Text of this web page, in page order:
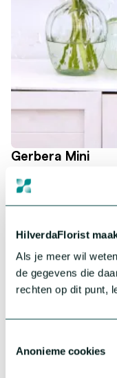
HilverdaFlorist
Als je meer wil
de gegevens die
rechten op dit punt,
Anonieme cookies
Gerbera Mini
Schattig, kleurrijk en
vreugde als geen
krachtige genetica,
kleine schatten je